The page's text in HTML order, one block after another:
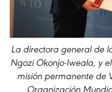
La directora general de
Ngozi Okonjo-Iweala, y
misión permanente de
Organización